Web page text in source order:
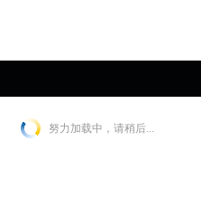
努力加载中，请稍后...